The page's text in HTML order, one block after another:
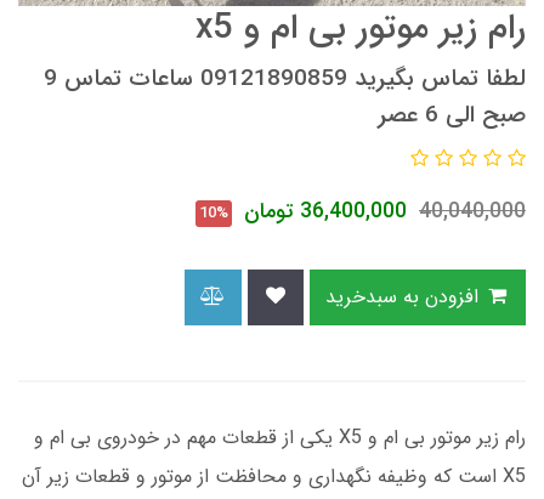
رام زیر موتور بی ام و x5
لطفا تماس بگیرید 09121890859 ساعات تماس 9
صبح الی 6 عصر
40,040,000
36,400,000 تومان 10%
رام زیر موتور بی ام و X5 یکی از قطعات مهم در خودروی بی ام و
X5 است که وظیفه نگهداری و محافظت از موتور و قطعات زیر آن